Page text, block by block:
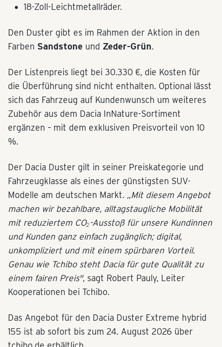
18-Zoll-Leichtmetallräder.
Den Duster gibt es im Rahmen der Aktion in den
Farben Sandstone und Zeder-Grün.
Der Listenpreis liegt bei 30.330 €, die Kosten für
die Überführung sind nicht enthalten. Optional lässt
sich das Fahrzeug auf Kundenwunsch um weiteres
Zubehör aus dem Dacia InNature-Sortiment
ergänzen – mit dem exklusiven Preisvorteil von 10
%.
Der Dacia Duster gilt in seiner Preiskategorie und
Fahrzeugklasse als eines der günstigsten SUV-
Modelle am deutschen Markt. „Mit diesem Angebot
machen wir bezahlbare, alltagstaugliche Mobilität
mit reduziertem CO₂-Ausstoß für unsere Kundinnen
und Kunden ganz einfach zugänglich; digital,
unkompliziert und mit einem spürbaren Vorteil.
Genau wie Tchibo steht Dacia für gute Qualität zu
einem fairen Preis", sagt Robert Pauly, Leiter
Kooperationen bei Tchibo.
Das Angebot für den Dacia Duster Extreme hybrid
155 ist ab sofort bis zum 24. August 2026 über